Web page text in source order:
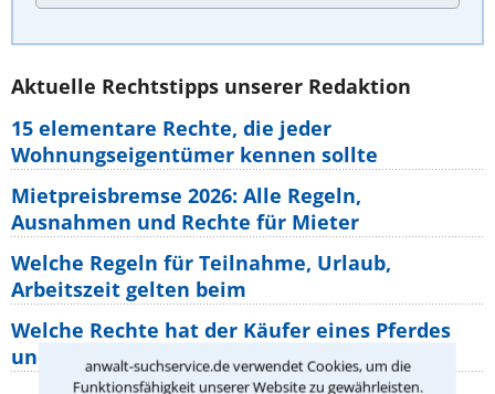
anwalt-suchservice.de verwendet Cookies, um die
Funktionsfähigkeit unserer Website zu gewährleisten.
Aktuelle Rechtstipps unserer Redaktion
15 elementare Rechte, die jeder
Wohnungseigentümer kennen sollte
Mietpreisbremse 2026: Alle Regeln,
Ausnahmen und Rechte für Mieter
Welche Regeln für Teilnahme, Urlaub,
Arbeitszeit gelten beim
Welche Rechte hat der Käufer eines Pferdes
und wie macht man sie